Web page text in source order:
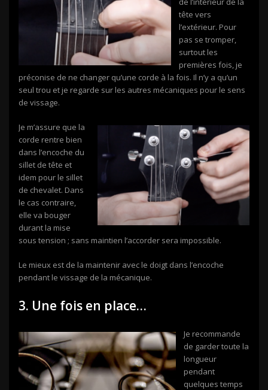
tête vers
l’extérieur. Pour
pas se tromper,
surtout les
premières fois, je
préconise de ne changer qu’une corde à la fois. Il n’y a qu’un
seul trou et je regarde sur les autres mécaniques pour le sens
de vissage.
Je m’assure que la
corde rentre bien
dans l’encoche du
sillet de tête et
idem pour le sillet
de chevalet. Dans
le cas contraire,
elle va bouger
durant la mise
sous tension ; sans maintien l’accorder sera impossible.
Le mieux est de la maintenir avec le doigt dans l’encoche
pendant le vissage de la mécanique.
3. Une fois en place…
Je recommande
de garder toute la
longueur
pendant
quelques temps